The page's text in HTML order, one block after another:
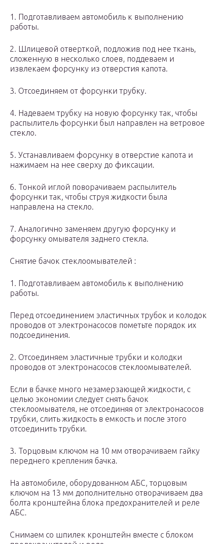
1. Подготавливаем автомобиль к выполнению
работы.
2. Шлицевой отверткой, подложив под нее ткань,
сложенную в несколько слоев, поддеваем и
извлекаем форсунку из отверстия капота.
3. Отсоединяем от форсунки трубку.
4. Надеваем трубку на новую форсунку так, чтобы
распылитель форсунки был направлен на ветровое
стекло.
5. Устанавливаем форсунку в отверстие капота и
нажимаем на нее сверху до фиксации.
6. Тонкой иглой поворачиваем распылитель
форсунки так, чтобы струя жидкости была
направлена на стекло.
7. Аналогично заменяем другую форсунку и
форсунку омывателя заднего стекла.
Снятие бачок стеклоомывателей :
1. Подготавливаем автомобиль к выполнению
работы.
Перед отсоединением эластичных трубок и колодок
проводов от электронасосов пометьте порядок их
подсоединения.
2. Отсоединяем эластичные трубки и колодки
проводов от электронасосов стеклоомывателей.
Если в бачке много незамерзающей жидкости, с
целью экономии следует снять бачок
стеклоомывателя, не отсоединяя от электронасосов
трубки, слить жидкость в емкость и после этого
отсоединить трубки.
3. Торцовым ключом на 10 мм отворачиваем гайку
переднего крепления бачка.
На автомобиле, оборудованном АБС, торцовым
ключом на 13 мм дополнительно отворачиваем два
болта кронштейна блока предох­ранителей и реле
АБС.
Снимаем со шпилек кронштейн вместе с блоком